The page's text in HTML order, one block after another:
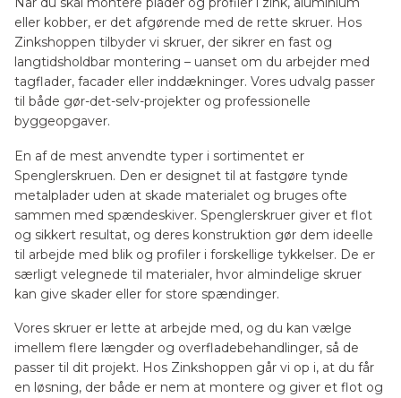
eller kobber, er det afgørende med de rette skruer. Hos
Zinkshoppen tilbyder vi skruer, der sikrer en fast og
langtidsholdbar montering – uanset om du arbejder med
tagflader, facader eller inddækninger. Vores udvalg passer
til både gør-det-selv-projekter og professionelle
byggeopgaver.
En af de mest anvendte typer i sortimentet er
Spenglerskruen. Den er designet til at fastgøre tynde
metalplader uden at skade materialet og bruges ofte
sammen med spændeskiver. Spenglerskruer giver et flot
og sikkert resultat, og deres konstruktion gør dem ideelle
til arbejde med blik og profiler i forskellige tykkelser. De er
særligt velegnede til materialer, hvor almindelige skruer
kan give skader eller for store spændinger.
Vores skruer er lette at arbejde med, og du kan vælge
imellem flere længder og overfladebehandlinger, så de
passer til dit projekt. Hos Zinkshoppen går vi op i, at du får
en løsning, der både er nem at montere og giver et flot og